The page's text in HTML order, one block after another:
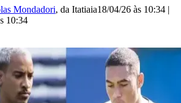
Mondadori, da Itatiaia18/04/26 às 10:34 |
10:34